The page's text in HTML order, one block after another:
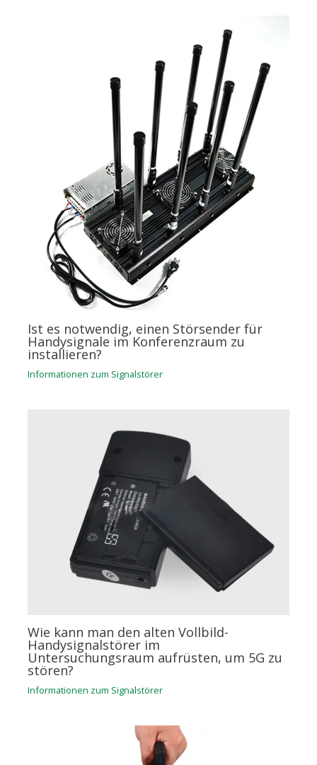
Ist es notwendig, einen Störsender für
Handysignale im Konferenzraum zu
installieren?
Informationen zum Signalstörer
Wie kann man den alten Vollbild-
Handysignalstörer im
Untersuchungsraum aufrüsten, um 5G zu
stören?
Informationen zum Signalstörer